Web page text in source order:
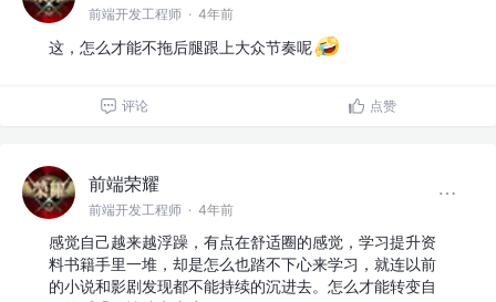
前端开发工程师 · 4年前
这，怎么才能不拖后腿跟上大众节奏呢
评论 点赞
前端荣耀
前端开发工程师 · 4年前
感觉自己越来越浮躁，有点在舒适圈的感觉，学习提升资
料书籍手里一堆，却是怎么也踏不下心来学习，就连以前
的小说和影剧发现都不能持续的沉进去。怎么才能转变自